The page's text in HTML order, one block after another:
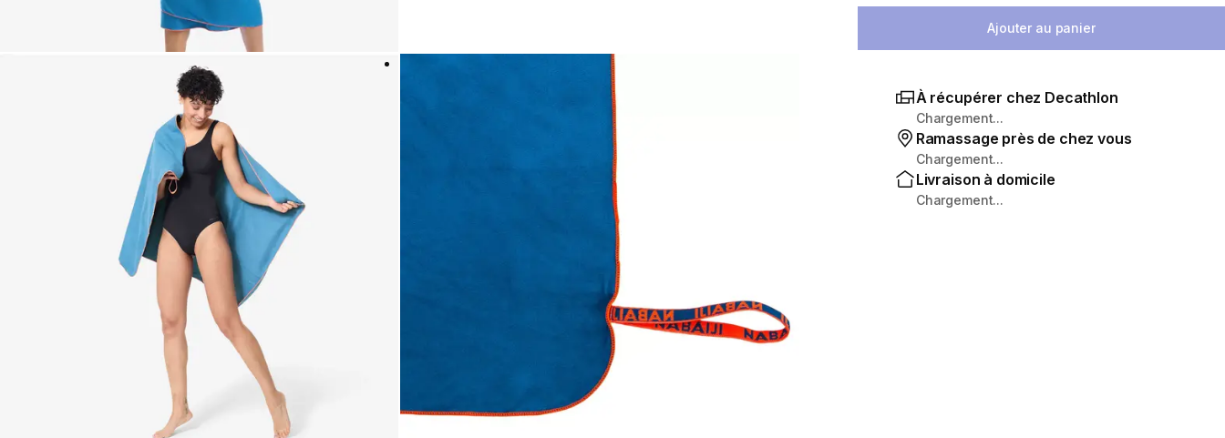
Ajouter au panier
À récupérer chez Decathlon
Chargement...
Ramassage près de chez vous
Chargement...
Livraison à domicile
Chargement...